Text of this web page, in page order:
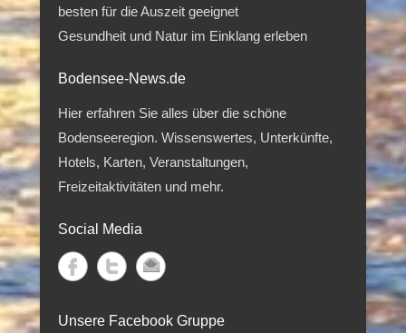
besten für die Auszeit geeignet
Gesundheit und Natur im Einklang erleben
Bodensee-News.de
Hier erfahren Sie alles über die schöne
Bodenseeregion. Wissenswertes, Unterkünfte,
Hotels, Karten, Veranstaltungen,
Freizeitaktivitäten und mehr.
Social Media
Unsere Facebook Gruppe